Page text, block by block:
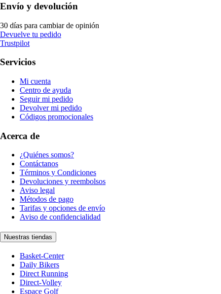
Envío y devolución
30 días para cambiar de opinión
Devuelve tu pedido
Trustpilot
Servicios
Mi cuenta
Centro de ayuda
Seguir mi pedido
Devolver mi pedido
Códigos promocionales
Acerca de
¿Quiénes somos?
Contáctanos
Términos y Condiciones
Devoluciones y reembolsos
Aviso legal
Métodos de pago
Tarifas y opciones de envío
Aviso de confidencialidad
Nuestras tiendas
Basket-Center
Daily Bikers
Direct Running
Direct-Volley
Espace Golf